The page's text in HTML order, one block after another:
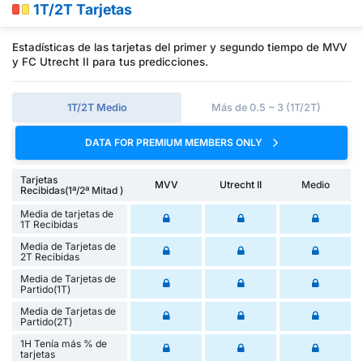
1T/2T Tarjetas
Estadísticas de las tarjetas del primer y segundo tiempo de MVV
y FC Utrecht II para tus predicciones.
1T/2T Medio Más de 0.5 ~ 3 (1T/2T)
DATA FOR PREMIUM MEMBERS ONLY
Tarjetas
Recibidas(1ª/2ª Mitad )
MVV Utrecht II Medio
Media de tarjetas de
1T Recibidas
Media de Tarjetas de
2T Recibidas
Media de Tarjetas de
Partido(1T)
Media de Tarjetas de
Partido(2T)
1H Tenía más % de
tarjetas